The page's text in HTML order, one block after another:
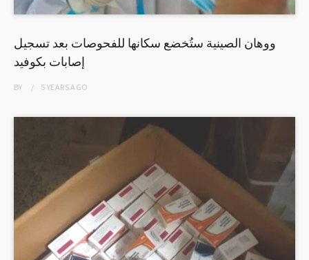
ووهان الصينية ستُخضع سكانها للفحوصات بعد تسجيل
إصابات بكوفيد
BY 5 YEARSAGO